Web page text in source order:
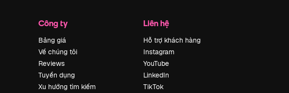
Công ty
Bảng giá
Về chúng tôi
Reviews
Tuyển dụng
Xu hướng tìm kiếm
Liên hệ
Hỗ trợ khách hàng
Instagram
YouTube
LinkedIn
TikTok